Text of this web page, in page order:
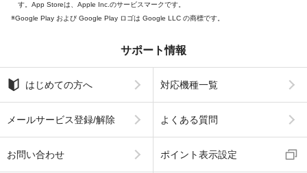
す。App Storeは、Apple Inc.のサービスマークです。
Google Play および Google Play ロゴは Google LLC の商標です。
サポート情報
はじめての方へ 対応機種一覧
メールサービス登録/解除 よくある質問
お問い合わせ ポイント表示設定